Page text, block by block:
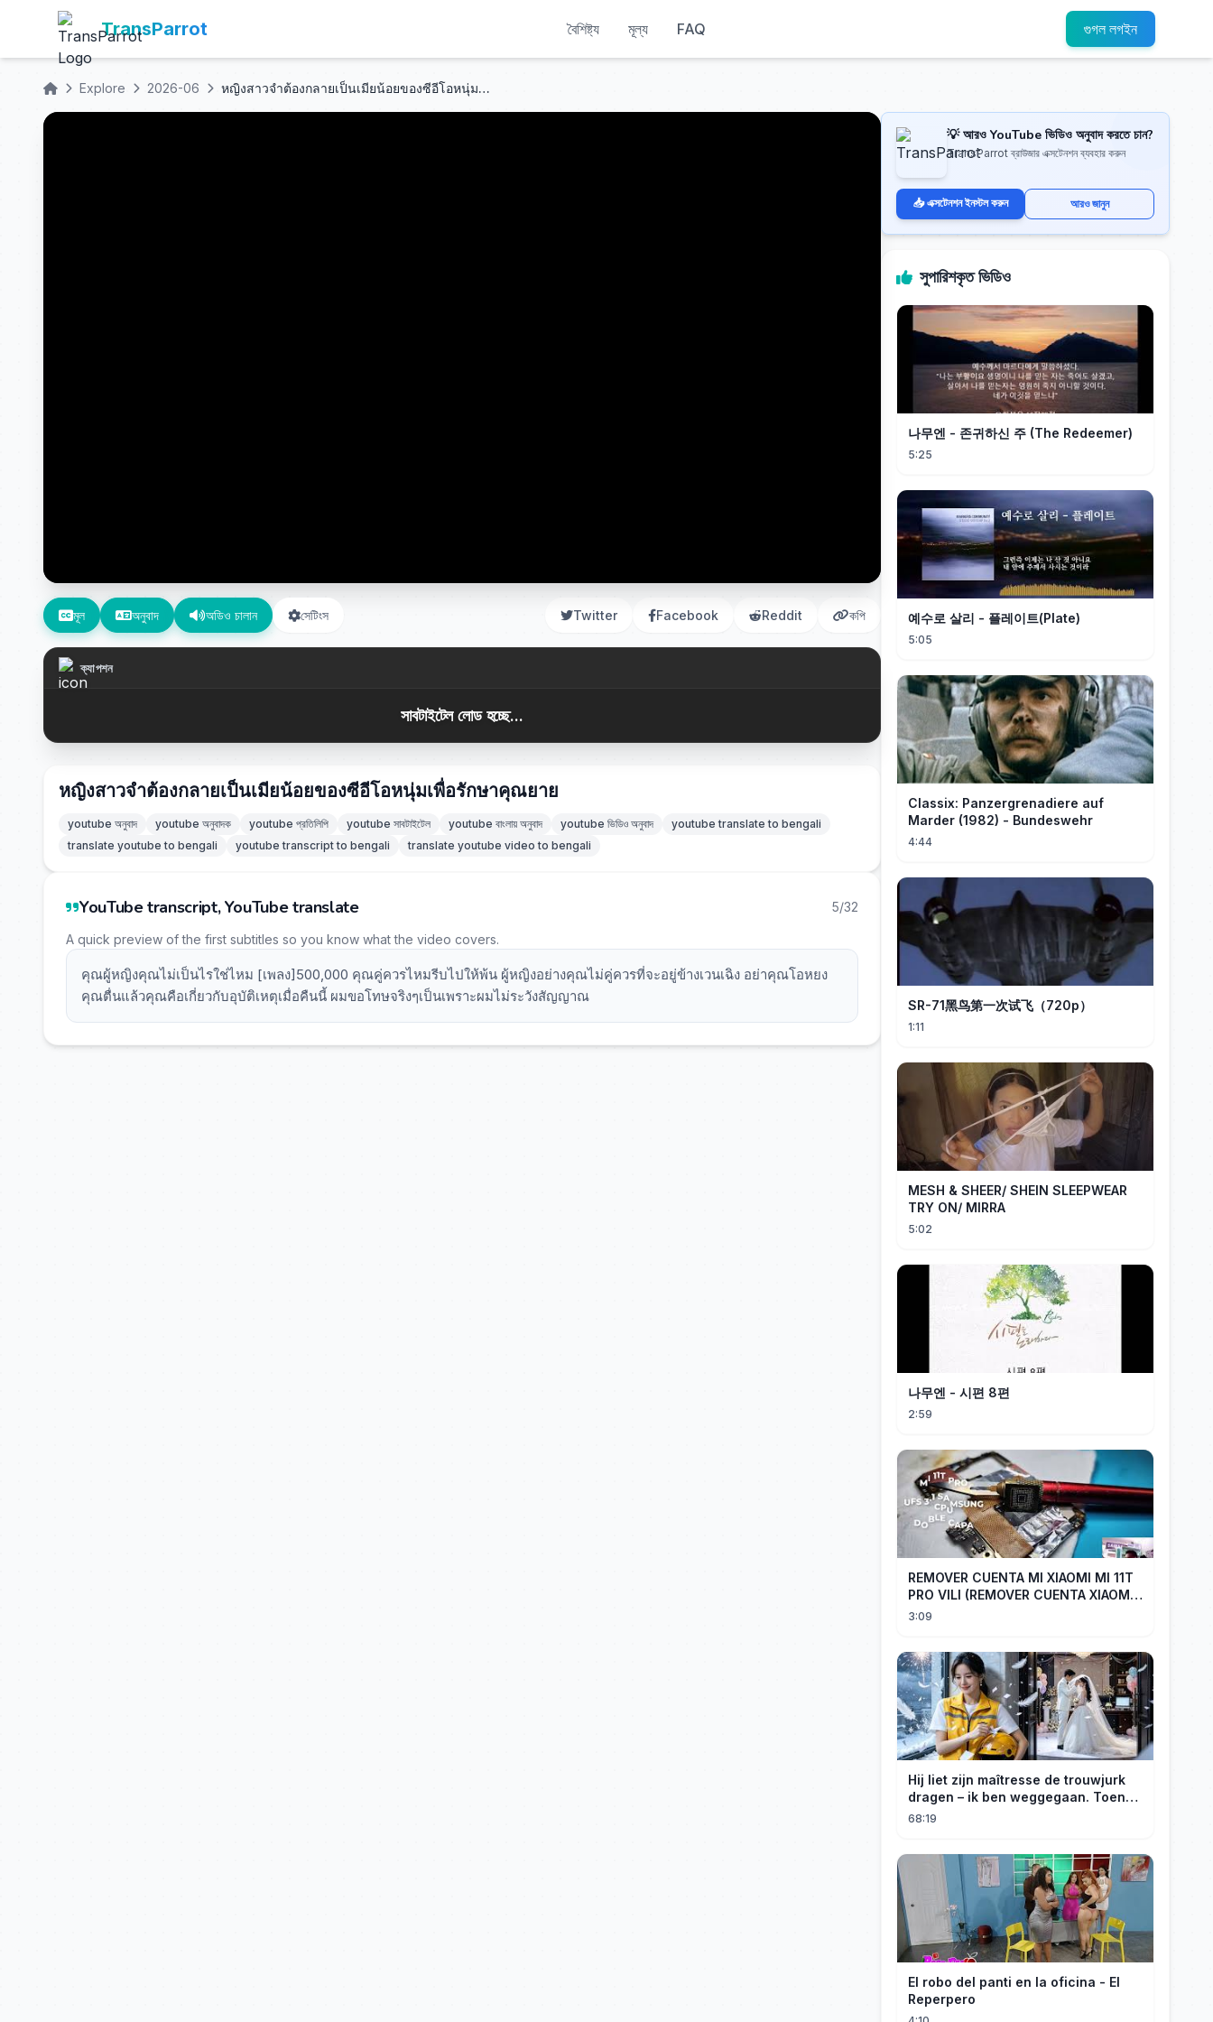
TransParrot বৈশিষ্ট্য মূল্য FAQ গুগল লগইন
Explore 2026-06 หญิงสาวจำต้องกลายเป็นเมียน้อยของซีอีโอหนุ่มเพื่อรักษาคุณยาย
মূল অনুবাদ অডিও চালান সেটিংস Twitter Facebook Reddit কপি
ক্যাপশন
সাবটাইটেল লোড হচ্ছে...
หญิงสาวจำต้องกลายเป็นเมียน้อยของซีอีโอหนุ่มเพื่อรักษาคุณยาย
youtube অনুবাদ youtube অনুবাদক youtube প্রতিলিপি youtube সাবটাইটেল youtube বাংলায় অনুবাদ youtube ভিডিও অনুবাদ
youtube translate to bengali
translate youtube to bengali
youtube transcript to bengali translate youtube video to bengali
YouTube transcript, YouTube translate 5/32
A quick preview of the first subtitles so you know what the video covers.
คุณผู้หญิงคุณไม่เป็นไรใช่ไหม [เพลง]500,000 คุณคู่ควรไหมรีบไปให้พ้น ผู้หญิงอย่างคุณไม่คู่ควรที่จะอยู่ข้างเวนเฉิง อย่าคุณโอหยง
คุณตื่นแล้วคุณคือเกี่ยวกับอุบัติเหตุเมื่อคืนนี้ ผมขอโทษจริงๆเป็นเพราะผมไม่ระวังสัญญาณ
💡 আরও YouTube ভিডিও অনুবাদ করতে চান?
TransParrot ব্রাউজার এক্সটেনশন ব্যবহার করুন
📥 এক্সটেনশন ইনস্টল করুন আরও জানুন
সুপারিশকৃত ভিডিও
나무엔 - 존귀하신 주 (The Redeemer)
5:25
예수로 살리 - 플레이트(Plate)
5:05
Classix: Panzergrenadiere auf
Marder (1982) - Bundeswehr
4:44
SR-71黑鸟第一次试飞（720p）
1:11
MESH & SHEER/ SHEIN SLEEPWEAR
TRY ON/ MIRRA
5:02
나무엔 - 시편 8편
2:59
REMOVER CUENTA MI XIAOMI MI 11T
PRO VILI (REMOVER CUENTA XIAOMI
CUALQUIER XIAOMI CON EASY JTAG)
3:09
Hij liet zijn maîtresse de trouwjurk
dragen – ik ben weggegaan. Toen
hij erachter kwam dat ik erfgenares
68:19
El robo del panti en la oficina - El
Reperpero